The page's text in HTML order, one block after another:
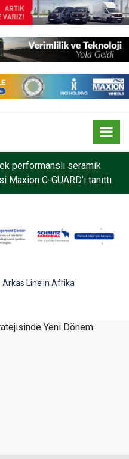
performanslı seramik
C-GUARD’ı tanıttı
Arkas Line’ın Afrika